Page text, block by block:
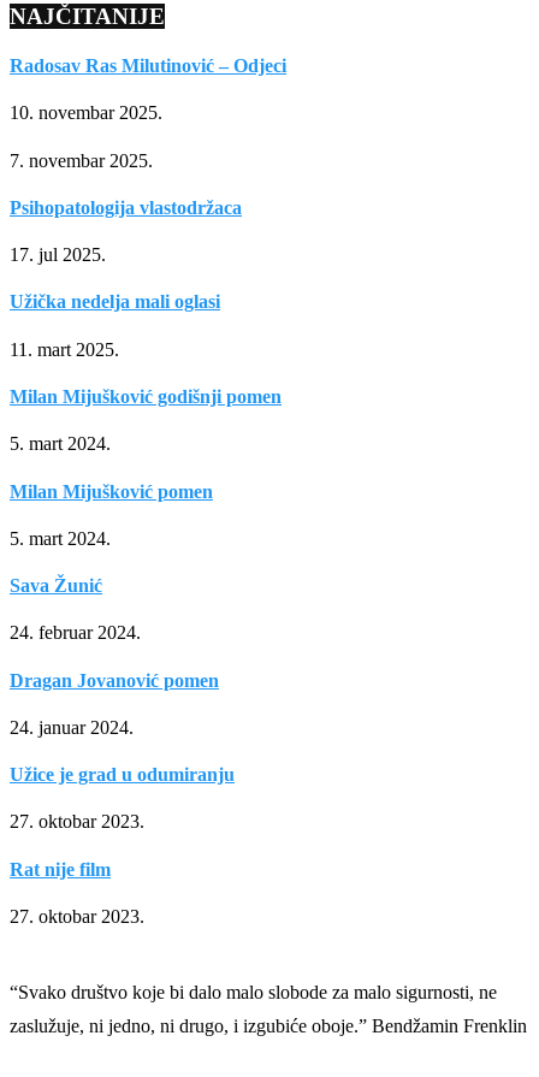
NAJČITANIJE
Radosav Ras Milutinović – Odjeci
10. novembar 2025.
7. novembar 2025.
Psihopatologija vlastodržaca
17. jul 2025.
Užička nedelja mali oglasi
11. mart 2025.
Milan Mijušković godišnji pomen
5. mart 2024.
Milan Mijušković pomen
5. mart 2024.
Sava Žunić
24. februar 2024.
Dragan Jovanović pomen
24. januar 2024.
Užice je grad u odumiranju
27. oktobar 2023.
Rat nije film
27. oktobar 2023.
“Svako društvo koje bi dalo malo slobode za malo sigurnosti, ne
zaslužuje, ni jedno, ni drugo, i izgubiće oboje.” Bendžamin Frenklin